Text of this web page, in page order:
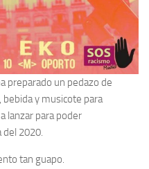
preparado un pedazo de
y musicote para
lanzar para poder
2020.
tan guapo.